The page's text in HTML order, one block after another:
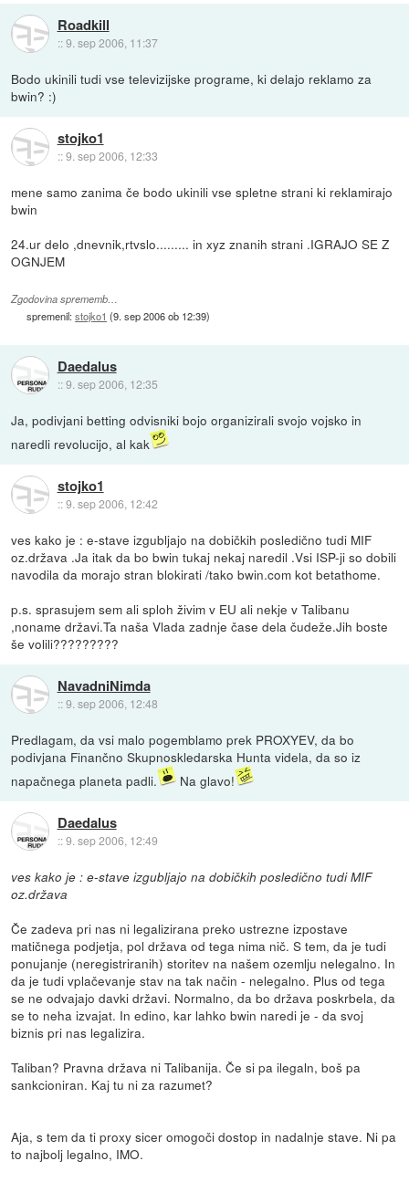
Roadkill
::9. sep 2006, 11:37
Bodo ukinili tudi vse televizijske programe, ki delajo reklamo za
bwin? :)
stojko1
::9. sep 2006, 12:33
mene samo zanima če bodo ukinili vse spletne strani ki reklamirajo
bwin
24.ur delo ,dnevnik,rtvslo......... in xyz znanih strani .IGRAJO SE Z
OGNJEM
Zgodovina sprememb…
spremenil:stojko1 (9. sep 2006 ob 12:39)
Daedalus
::9. sep 2006, 12:35
Ja, podivjani betting odvisniki bojo organizirali svojo vojsko in
naredli revolucijo, al kak
stojko1
::9. sep 2006, 12:42
ves kako je : e-stave izgubljajo na dobičkih posledično tudi MIF
oz.država .Ja itak da bo bwin tukaj nekaj naredil .Vsi ISP-ji so dobili
navodila da morajo stran blokirati /tako bwin.com kot betathome.
p.s. sprasujem sem ali sploh živim v EU ali nekje v Talibanu
,noname državi.Ta naša Vlada zadnje čase dela čudeže.Jih boste
še volili?????????
NavadniNimda
::9. sep 2006, 12:48
Predlagam, da vsi malo pogemblamo prek PROXYEV, da bo
podivjana Finančno Skupnoskledarska Hunta videla, da so iz
napačnega planeta padli.
Na glavo!
Daedalus
::9. sep 2006, 12:49
ves kako je : e-stave izgubljajo na dobičkih posledično tudi MIF
oz.država
Če zadeva pri nas ni legalizirana preko ustrezne izpostave
matičnega podjetja, pol država od tega nima nič. S tem, da je tudi
ponujanje (neregistriranih) storitev na našem ozemlju nelegalno. In
da je tudi vplačevanje stav na tak način - nelegalno. Plus od tega
se ne odvajajo davki državi. Normalno, da bo država poskrbela, da
se to neha izvajat. In edino, kar lahko bwin naredi je - da svoj
biznis pri nas legalizira.
Taliban? Pravna država ni Talibanija. Če si pa ilegaln, boš pa
sankcioniran. Kaj tu ni za razumet?
Aja, s tem da ti proxy sicer omogoči dostop in nadalnje stave. Ni pa
to najbolj legalno, IMO.